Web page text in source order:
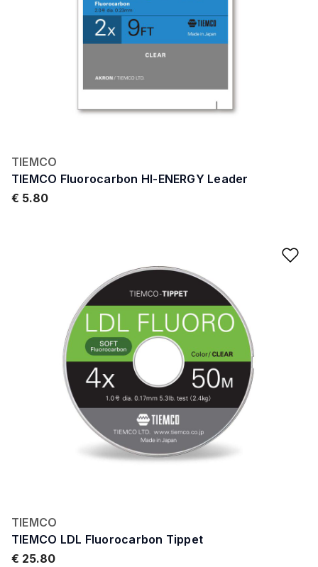
TIEMCO
TIEMCO Fluorocarbon HI-ENERGY Leader
€ 5.80
TIEMCO
TIEMCO LDL Fluorocarbon Tippet
€ 25.80